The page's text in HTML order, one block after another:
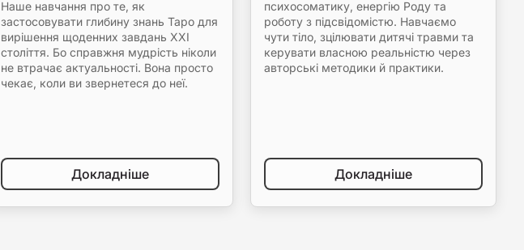
Наше навчання про те, як
застосовувати глибину знань Таро для
вирішення щоденних завдань XXI
століття. Бо справжня мудрість ніколи
не втрачає актуальності. Вона просто
чекає, коли ви звернетеся до неї.
Докладніше
психосоматику, енергію Роду та
роботу з підсвідомістю. Навчаємо
чути тіло, зцілювати дитячі травми та
керувати власною реальністю через
авторські методики й практики.
Докладніше